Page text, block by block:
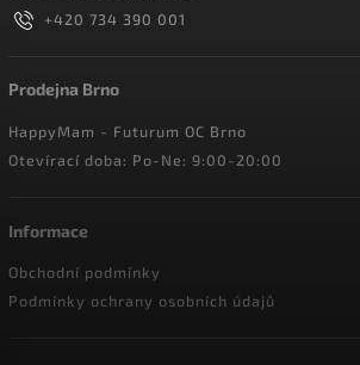
+420 734 390 001
Prodejna Brno
HappyMam - Futurum OC Brno
Otevírací doba: Po-Ne: 9:00-20:00
Informace
Obchodní podmínky
Podmínky ochrany osobních údajů